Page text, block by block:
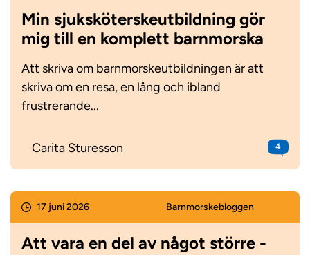
Min sjuksköterskeutbildning gör
mig till en komplett barnmorska
Att skriva om barnmorskeutbildningen är att
skriva om en resa, en lång och ibland
frustrerande...
Carita Sturesson 4
17 juni 2026 Barnmorske­bloggen
Att vara en del av något större -